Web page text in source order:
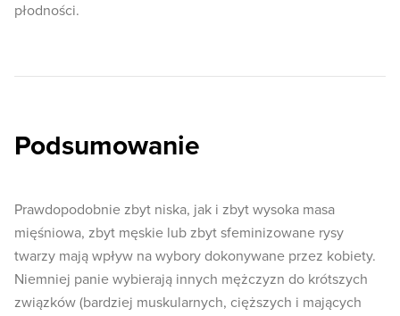
płodności.
Podsumowanie
Prawdopodobnie zbyt niska, jak i zbyt wysoka masa
mięśniowa, zbyt męskie lub zbyt sfeminizowane rysy
twarzy mają wpływ na wybory dokonywane przez kobiety.
Niemniej panie wybierają innych mężczyzn do krótszych
związków (bardziej muskularnych, cięższych i mających